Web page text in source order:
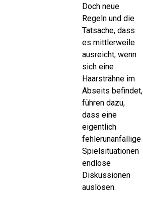
Doch neue
Regeln und die
Tatsache, dass
es mittlerweile
ausreicht, wenn
sich eine
Haarsträhne im
Abseits befindet,
führen dazu,
dass eine
eigentlich
fehlerunanfällige
Spielsituationen
endlose
Diskussionen
auslösen.